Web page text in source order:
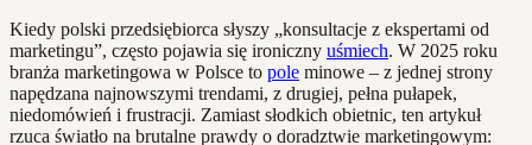
Kiedy polski przedsiębiorca słyszy „konsultacje z ekspertami od
marketingu”, często pojawia się ironiczny uśmiech. W 2025 roku
branża marketingowa w Polsce to pole minowe – z jednej strony
napędzana najnowszymi trendami, z drugiej, pełna pułapek,
niedomówień i frustracji. Zamiast słodkich obietnic, ten artykuł
rzuca światło na brutalne prawdy o doradztwie marketingowym: